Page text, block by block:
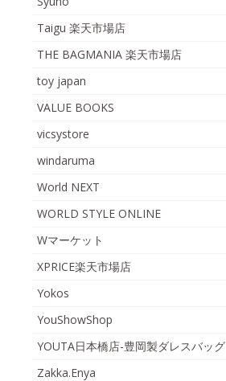
Taigu 楽天市場店
THE BAGMANIA 楽天市場店
toy japan
VALUE BOOKS
vicsystore
windaruma
World NEXT
WORLD STYLE ONLINE
Wマーケット
XPRICE楽天市場店
Yokos
YouShowShop
YOUTA日本橋店-豊岡製ダレスバッグ
Zakka.Enya